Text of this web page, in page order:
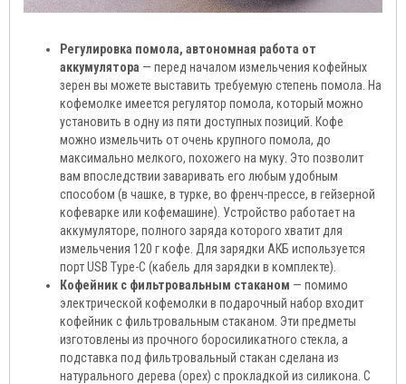
Регулировка помола, автономная работа от
аккумулятора — перед началом измельчения кофейных
зерен вы можете выставить требуемую степень помола. На
кофемолке имеется регулятор помола, который можно
установить в одну из пяти доступных позиций. Кофе
можно измельчить от очень крупного помола, до
максимально мелкого, похожего на муку. Это позволит
вам впоследствии заваривать его любым удобным
способом (в чашке, в турке, во френч-прессе, в гейзерной
кофеварке или кофемашине). Устройство работает на
аккумуляторе, полного заряда которого хватит для
измельчения 120 г кофе. Для зарядки АКБ используется
порт USB Type-C (кабель для зарядки в комплекте).
Кофейник с фильтровальным стаканом — помимо
электрической кофемолки в подарочный набор входит
кофейник с фильтровальным стаканом. Эти предметы
изготовлены из прочного боросиликатного стекла, а
подставка под фильтровальный стакан сделана из
натурального дерева (орех) с прокладкой из силикона. С